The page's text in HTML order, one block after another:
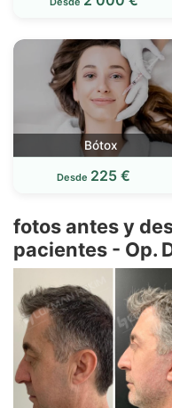
Bótox
Desde 225 €
fotos antes y
pacientes - Op.